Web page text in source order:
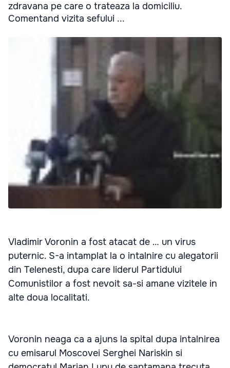
zdravana pe care o trateaza la domiciliu.
Comentand vizita sefului ...
Vladimir Voronin a fost atacat de … un virus
puternic. S-a intamplat la o intalnire cu alegatorii
din Telenesti, dupa care liderul Partidului
Comunistilor a fost nevoit sa-si amane vizitele in
alte doua localitati.
Voronin neaga ca a ajuns la spital dupa intalnirea
cu emisarul Moscovei Serghei Nariskin si